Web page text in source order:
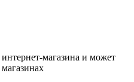
магазина и может